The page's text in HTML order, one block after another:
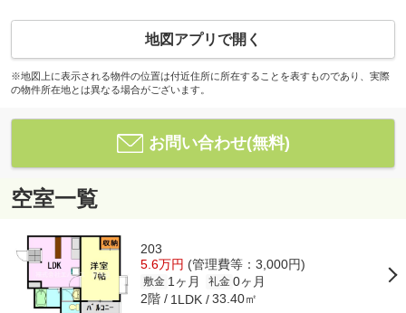
地図アプリで開く
※地図上に表示される物件の位置は付近住所に所在することを表すものであり、実際
の物件所在地とは異なる場合がございます。
お問い合わせ(無料)
空室一覧
203
5.6万円 (管理費等：3,000円)
敷金 1ヶ月 礼金 0ヶ月
2階 1LDK 33.40㎡